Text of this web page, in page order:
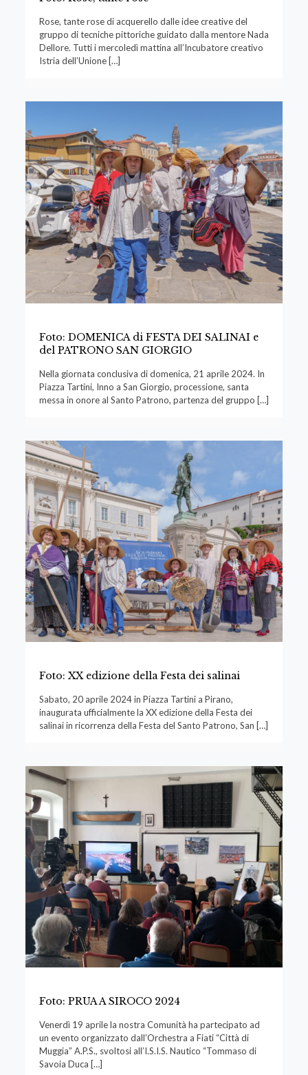
Rose, tante rose di acquerello dalle idee creative del
gruppo di tecniche pittoriche guidato dalla mentore Nada
Dellore. Tutti i mercoledì mattina all’Incubatore creativo
Istria dell’Unione[…]
Foto: DOMENICA di FESTA DEI SALINAI e
del PATRONO SAN GIORGIO
Nella giornata conclusiva di domenica, 21 aprile 2024. In
Piazza Tartini, Inno a San Giorgio, processione, santa
messa in onore al Santo Patrono, partenza del gruppo […]
Foto: XX edizione della Festa dei salinai
Sabato, 20 aprile 2024 in Piazza Tartini a Pirano,
inaugurata ufficialmente la XX edizione della Festa dei
salinai in ricorrenza della Festa del Santo Patrono, San […]
Foto: PRUA A SIROCO 2024
Venerdì 19 aprile la nostra Comunità ha partecipato ad
un evento organizzato dall’Orchestra a Fiati “Città di
Muggia” A.P.S., svoltosi all’I.S.I.S. Nautico “Tommaso di
Savoia Duca […]